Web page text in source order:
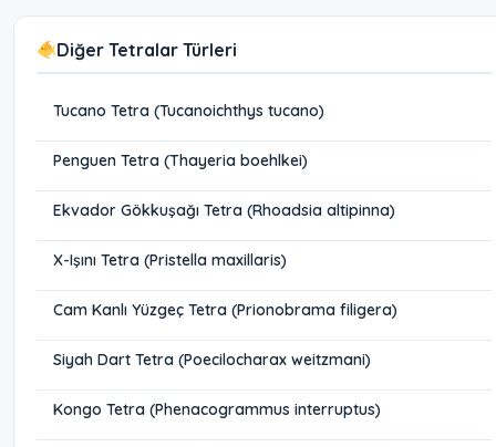
Diğer Tetralar Türleri
Tucano Tetra (Tucanoichthys tucano)
Penguen Tetra (Thayeria boehlkei)
Ekvador Gökkuşağı Tetra (Rhoadsia altipinna)
X-Işını Tetra (Pristella maxillaris)
Cam Kanlı Yüzgeç Tetra (Prionobrama filigera)
Siyah Dart Tetra (Poecilocharax weitzmani)
Kongo Tetra (Phenacogrammus interruptus)